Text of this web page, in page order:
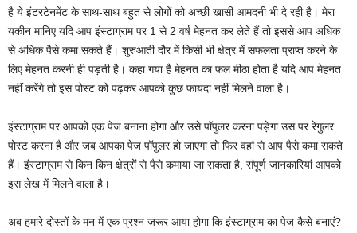
है ये इंटरटेनमेंट के साथ-साथ बहुत से लोगों को अच्छी खासी आमदनी भी दे रही है। मेरा
यकीन मानिए यदि आप इंस्टाग्राम पर 1 से 2 वर्ष मेहनत कर लेते हैं तो इससे आप अधिक
से अधिक पैसे कमा सकते हैं। शुरुआती दौर में किसी भी क्षेत्र में सफलता प्राप्त करने के
लिए मेहनत करनी ही पड़ती है। कहा गया है मेहनत का फल मीठा होता है यदि आप मेहनत
नहीं करेंगे तो इस पोस्ट को पढ़कर आपको कुछ फायदा नहीं मिलने वाला है।
इंस्टाग्राम पर आपको एक पेज बनाना होगा और उसे पॉपुलर करना पड़ेगा उस पर रेगुलर
पोस्ट करना है और जब आपका पेज पॉपुलर हो जाएगा तो फिर वहां से आप पैसे कमा सकते
हैं। इंस्टाग्राम से किन किन क्षेत्रों से पैसे कमाया जा सकता है, संपूर्ण जानकारियां आपको
इस लेख में मिलने वाला है।
अब हमारे दोस्तों के मन में एक प्रश्न जरूर आया होगा कि इंस्टाग्राम का पेज कैसे बनाएं?